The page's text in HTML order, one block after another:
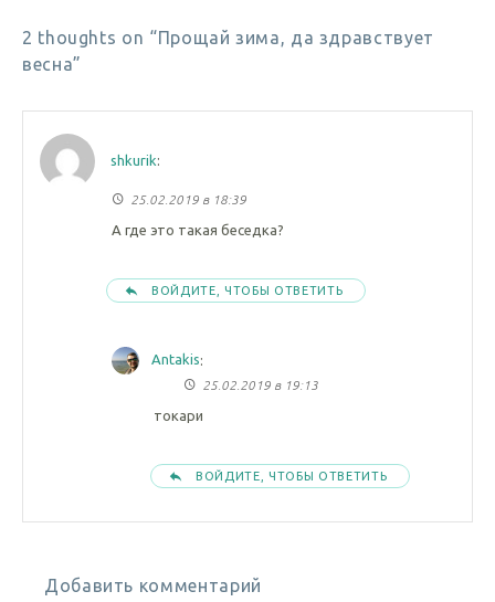
2 thoughts on “Прощай зима, да здравствует
весна”
shkurik:
25.02.2019 в 18:39
А где это такая беседка?
ВОЙДИТЕ, ЧТОБЫ ОТВЕТИТЬ
Antakis:
25.02.2019 в 19:13
токари
ВОЙДИТЕ, ЧТОБЫ ОТВЕТИТЬ
Добавить комментарий